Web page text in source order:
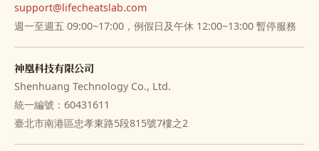
support@lifecheatslab.com
週一至週五 09:00~17:00，例假日及午休 12:00~13:00 暫停服務
神凰科技有限公司
Shenhuang Technology Co., Ltd.
統一編號：60431611
臺北市南港區忠孝東路5段815號7樓之2